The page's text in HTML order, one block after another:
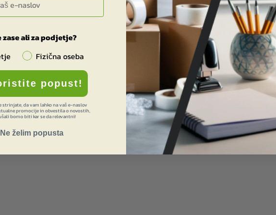
ali za podjetje?
Fizična oseba
popust!
strinjate, da vam lahko na vaš e-naslov
promocije in obvestila o novostih,
bomo biti kar se da relevantni!
Ne želim popusta